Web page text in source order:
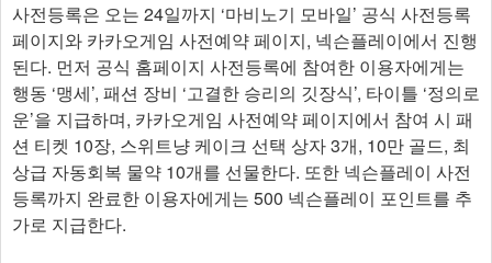
사전등록은 오는 24일까지 ‘마비노기 모바일’ 공식 사전등록
페이지와 카카오게임 사전예약 페이지, 넥슨플레이에서 진행
된다. 먼저 공식 홈페이지 사전등록에 참여한 이용자에게는
행동 ‘맹세’, 패션 장비 ‘고결한 승리의 깃장식’, 타이틀 ‘정의로
운’을 지급하며, 카카오게임 사전예약 페이지에서 참여 시 패
션 티켓 10장, 스위트냥 케이크 선택 상자 3개, 10만 골드, 최
상급 자동회복 물약 10개를 선물한다. 또한 넥슨플레이 사전
등록까지 완료한 이용자에게는 500 넥슨플레이 포인트를 추
가로 지급한다.